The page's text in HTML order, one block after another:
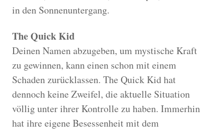
in den Sonnenuntergang.
The Quick Kid
Deinen Namen abzugeben, um mystische Kraft
zu gewinnen, kann einen schon mit einem
Schaden zurücklassen. The Quick Kid hat
dennoch keine Zweifel, die aktuelle Situation
völlig unter ihrer Kontrolle zu haben. Immerhin
hat ihre eigene Besessenheit mit dem